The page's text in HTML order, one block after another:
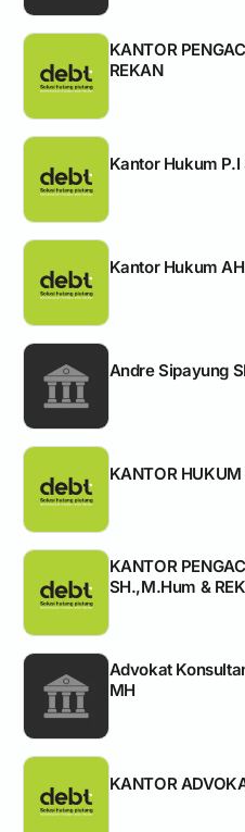
KANTOR
REKAN
Kantor Hukum
Kantor Hukum
Andre Sipayung
KANTOR
KANTOR
SH.,M.Hum &
Advokat
MH
KANTOR